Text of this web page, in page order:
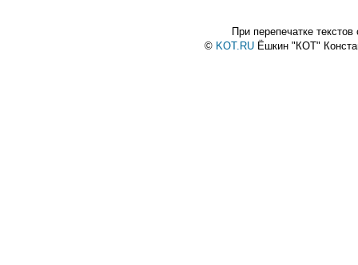
При перепечатке
© KOT.RU Ёшкин "КОТ"